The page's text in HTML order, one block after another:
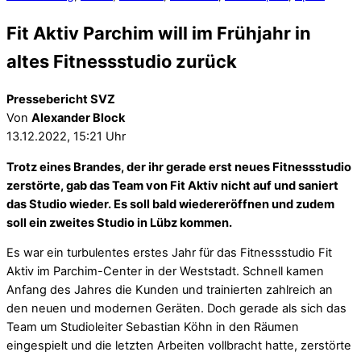
Fit Aktiv Parchim will im Frühjahr in
altes Fitnessstudio zurück
Pressebericht SVZ
Von Alexander Block
13.12.2022, 15:21 Uhr
Trotz eines Brandes, der ihr gerade erst neues Fitnessstudio
zerstörte, gab das Team von Fit Aktiv nicht auf und saniert
das Studio wieder. Es soll bald wiedereröffnen und zudem
soll ein zweites Studio in Lübz kommen.
Es war ein turbulentes erstes Jahr für das Fitnessstudio Fit
Aktiv im Parchim-Center in der Weststadt. Schnell kamen
Anfang des Jahres die Kunden und trainierten zahlreich an
den neuen und modernen Geräten. Doch gerade als sich das
Team um Studioleiter Sebastian Köhn in den Räumen
eingespielt und die letzten Arbeiten vollbracht hatte, zerstörte